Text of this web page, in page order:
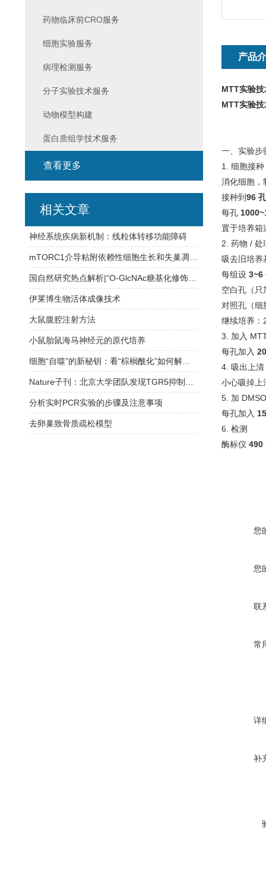
产品
MTT实验技
MTT实验技
一、实验步
1. 细胞接种
消化细胞，
接种到96
每孔
置于培养箱
2. 药物 / 处
吸去旧培养
每组设 3~6
空白孔（只
对照孔（细
继续培养：
3. 加入
每孔加入
4. 吸出上
小心吸掉上
5. 加
每孔加入
6. 检测
酶标仪 490
您
您
联
常
详
补
药物临床前CRO服务
细胞实验服务
病理检测服务
分子实验技术服务
动物模型构建
蛋白质组学技术服务
查看更多
相关文章
神经系统疾病新机制：线粒体转移功能障碍
伊莱博生物活体成像技术
大鼠腹腔注射方法
小鼠胎鼠海马神经元的原代培养
分析实时PCR实验的步骤及注意事项
去卵巢致骨质疏松模型